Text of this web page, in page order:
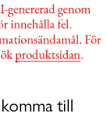
till